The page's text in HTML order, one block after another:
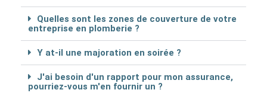
Quelles sont les zones de couverture de votre
entreprise en plomberie ?
Y at-il une majoration en soirée ?
J'ai besoin d'un rapport pour mon assurance,
pourriez-vous m'en fournir un ?